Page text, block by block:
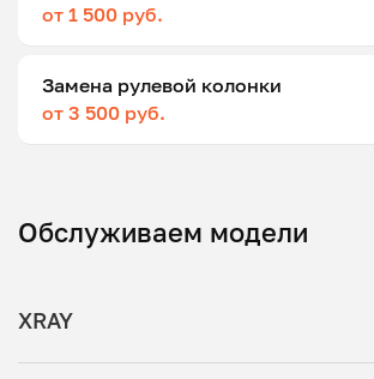
от 1 500 руб.
Замена рулевой колонки
от 3 500 руб.
Обслуживаем модели
XRAY